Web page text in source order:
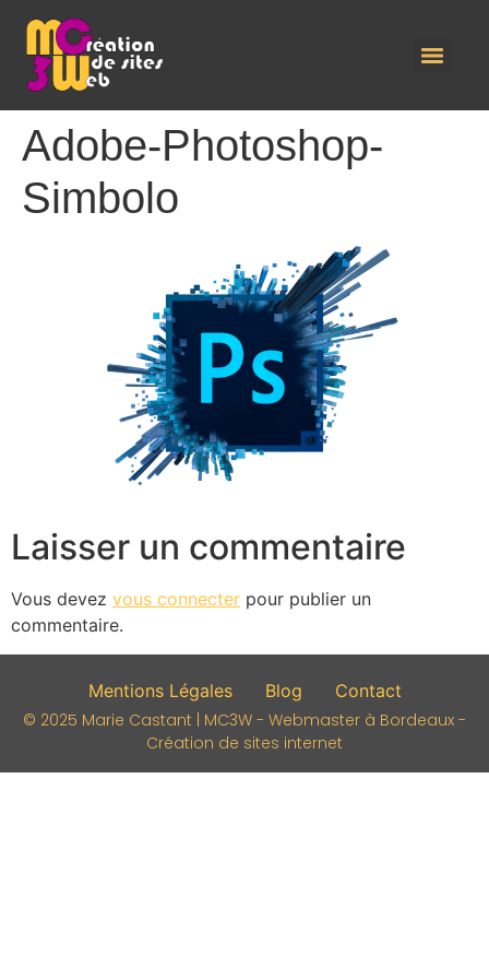
Adobe-Photoshop-
Simbolo
Laisser un commentaire
Vous devez vous connecter pour publier un
commentaire.
Mentions Légales Blog
Contact
© 2025 Marie Castant | MC3W - Webmaster à Bordeaux -
Création de sites internet